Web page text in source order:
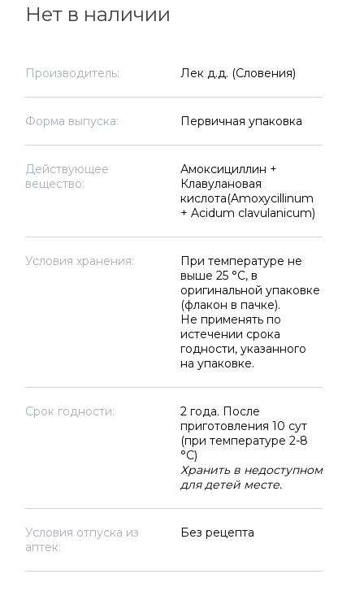
Нет в наличии
Производитель: Лек д.д. (Словения)
Форма выпуска: Первичная упаковка
Действующее
вещество:
Амоксициллин +
Клавулановая
кислота(Amoxycillinum
+ Acidum clavulanicum)
Условия хранения:
При температуре не
выше 25 °C, в
оригинальной упаковке
(флакон в пачке).
Не применять по
истечении срока
годности, указанного
на упаковке.
Срок годности:
2 года. После
приготовления 10 сут
(при температуре 2-8
°C)
Хранить в недоступном
для детей месте.
Условия отпуска из
аптек:
Без рецепта